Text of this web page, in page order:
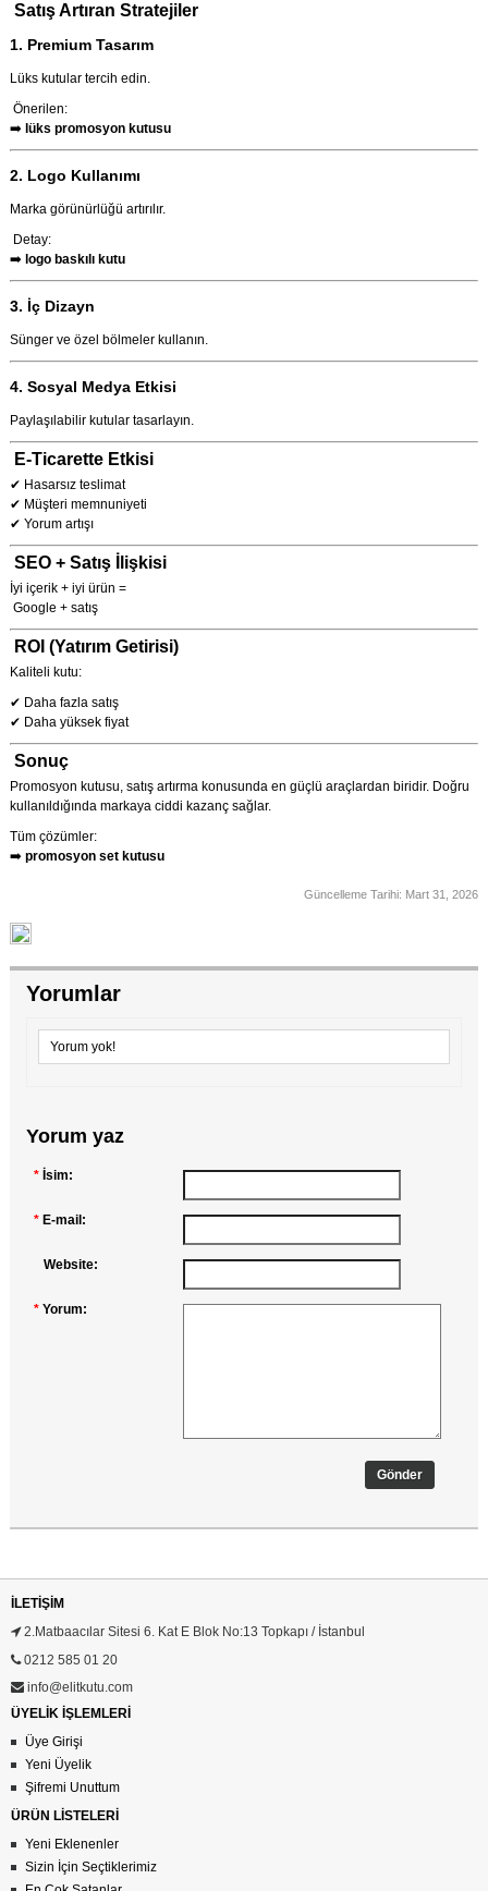
Satış Artıran Stratejiler
1. Premium Tasarım
Lüks kutular tercih edin.
Önerilen:
➡️ lüks promosyon kutusu
2. Logo Kullanımı
Marka görünürlüğü artırılır.
Detay:
➡️ logo baskılı kutu
3. İç Dizayn
Sünger ve özel bölmeler kullanın.
4. Sosyal Medya Etkisi
Paylaşılabilir kutular tasarlayın.
E-Ticarette Etkisi
✔ Hasarsız teslimat
✔ Müşteri memnuniyeti
✔ Yorum artışı
SEO + Satış İlişkisi
İyi içerik + iyi ürün =
Google + satış
ROI (Yatırım Getirisi)
Kaliteli kutu:
✔ Daha fazla satış
✔ Daha yüksek fiyat
Sonuç
Promosyon kutusu, satış artırma konusunda en güçlü araçlardan biridir. Doğru
kullanıldığında markaya ciddi kazanç sağlar.
Tüm çözümler:
➡️ promosyon set kutusu
Güncelleme Tarihi: Mart 31, 2026
Yorumlar
Yorum yok!
Yorum yaz
* İsim:
* E-mail:
Website:
* Yorum:
Gönder
İLETIŞIM
2.Matbaacılar Sitesi 6. Kat E Blok No:13 Topkapı / İstanbul
0212 585 01 20
info@elitkutu.com
ÜYELİK İŞLEMLERİ
Üye Girişi
Yeni Üyelik
Şifremi Unuttum
ÜRÜN LİSTELERİ
Yeni Eklenenler
Sizin İçin Seçtiklerimiz